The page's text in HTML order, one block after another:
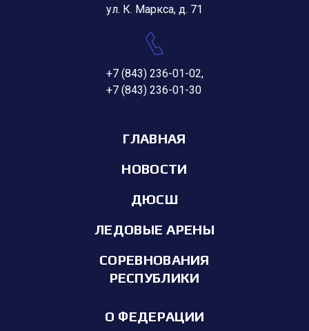
ул. К. Маркса, д. 71
+7 (843) 236-01-02,
+7 (843) 236-01-30
ГЛАВНАЯ
НОВОСТИ
ДЮСШ
ЛЕДОВЫЕ АРЕНЫ
СОРЕВНОВАНИЯ
РЕСПУБЛИКИ
О ФЕДЕРАЦИИ